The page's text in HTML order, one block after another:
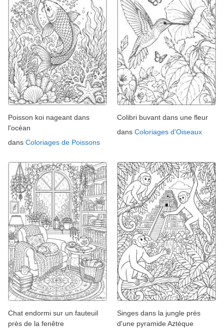
Poisson koi nageant dans
l'océan
dans Coloriages de Poissons
Colibri buvant dans une fleur
dans Coloriages d'Oiseaux
Chat endormi sur un fauteuil
près de la fenêtre
Singes dans la jungle près
d'une pyramide Aztèque